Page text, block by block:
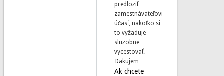
predložiť
zamestnávateľovi
účasť, nakoľko si
to vyžaduje
služobne
vycestovať.
Ďakujem
Ak chcete